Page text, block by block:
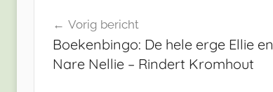
navigatie
Vorig bericht
Boekenbingo: De hele erge Ellie en
Nare Nellie – Rindert Kromhout